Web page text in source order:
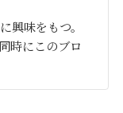
興味をもつ。
時にこのブロ